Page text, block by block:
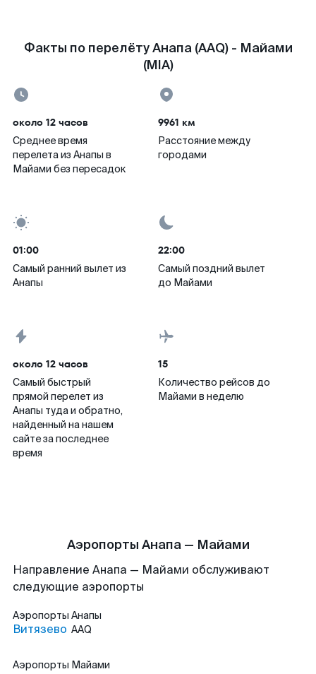
Факты по перелёту Анапа (AAQ) - Майами
(MIA)
около 12 часов
Среднее время
перелета из Анапы в
Майами без пересадок
9961 км
Расстояние между
городами
01:00
Самый ранний вылет из
Анапы
22:00
Самый поздний вылет
до Майами
около 12 часов
Самый быстрый
прямой перелет из
Анапы туда и обратно,
найденный на нашем
сайте за последнее
время
15
Количество рейсов до
Майами в неделю
Аэропорты Анапа — Майами
Направление Анапа — Майами обслуживают
следующие аэропорты
Аэропорты Анапы
Витязево AAQ
Аэропорты Майами